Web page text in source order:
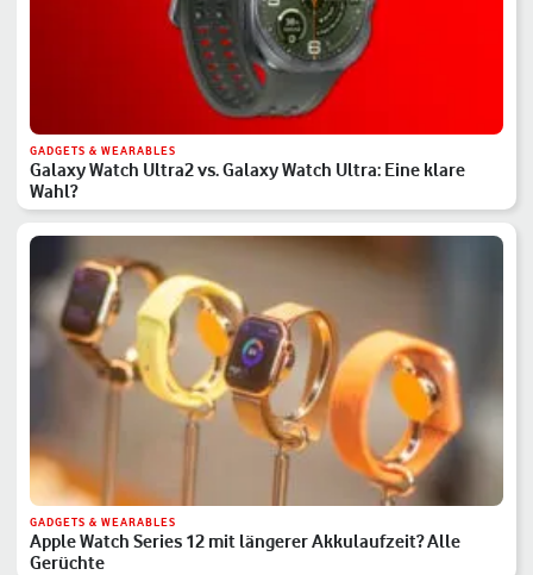
GADGETS & WEARABLES
Galaxy Watch Ultra2 vs. Galaxy Watch Ultra: Eine klare
Wahl?
GADGETS & WEARABLES
Apple Watch Series 12 mit längerer Akkulaufzeit? Alle
Gerüchte